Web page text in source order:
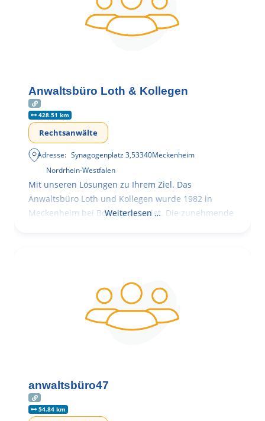
Anwaltsbüro Loth & Kollegen
428.51 km
Rechtsanwälte
Adresse: Synagogenplatz 3,53340Meckenheim
Nordrhein-Westfalen
Mit unseren Lösungen zu Ihrem Ziel. Das
Anwaltsbüro Loth und Kollegen wurde 1982 in
Meckenheim bei Bonn gegründet. Die zunehmende
Weiterlesen …
anwaltsbüro47
54.84 km